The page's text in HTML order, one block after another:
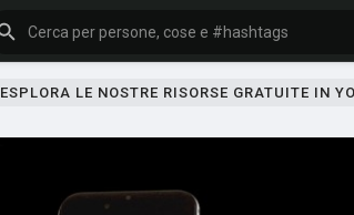
ESPLORA LE NOSTRE RISORSE GRATUITE IN